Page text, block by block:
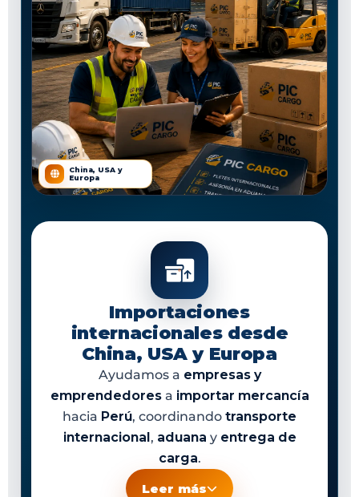
China, USA y
Europa
Importaciones
internacionales desde
China, USA y Europa
Ayudamos a empresas y
emprendedoresa importar mercancía
hacia Perú, coordinando transporte
internacional, aduana y entrega de
carga.
Leer más